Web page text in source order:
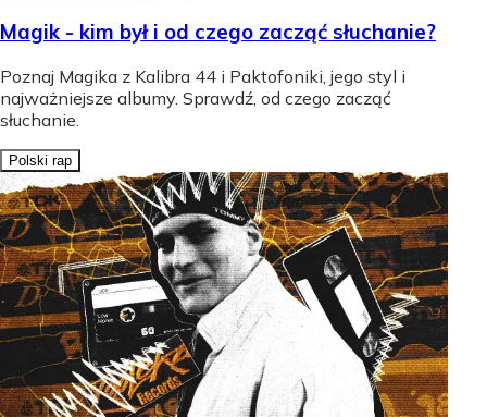
Magik - kim był i od czego zacząć słuchanie?
Poznaj Magika z Kalibra 44 i Paktofoniki, jego styl i
najważniejsze albumy. Sprawdź, od czego zacząć
słuchanie.
Polski rap